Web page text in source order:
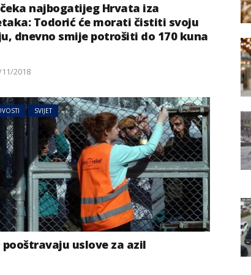
najbogatijeg Hrvata iza
Todorić će morati čistiti svoju
dnevno smije potrošiti do 170 kuna
2018
SVIJET
pooštravaju uslove za azil